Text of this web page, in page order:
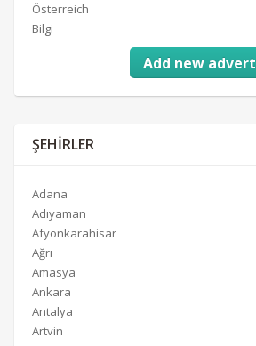
Österreich
Bilgi
Add new advert
ŞEHIRLER
Adana
Adıyaman
Afyonkarahisar
Ağrı
Amasya
Ankara
Antalya
Artvin